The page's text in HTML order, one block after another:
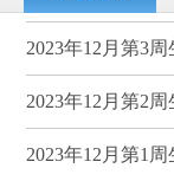
2023年12月第3
2023年12月第2
2023年12月第1